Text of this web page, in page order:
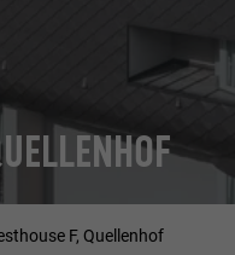
F, Quellenhof